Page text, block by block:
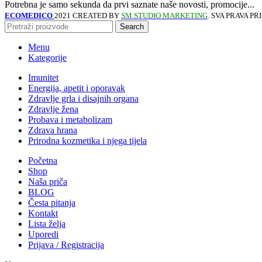
Potrebna je samo sekunda da prvi saznate naše novosti, promocije...
ECOMEDICO 2021 CREATED BY SM STUDIO MARKETING . SVA PRAVA
Search
Menu
Kategorije
Imunitet
Energija, apetit i oporavak
Zdravlje grla i disajnih organa
Zdravlje žena
Probava i metabolizam
Zdrava hrana
Prirodna kozmetika i njega tijela
Početna
Shop
Naša priča
BLOG
Česta pitanja
Kontakt
Lista želja
Uporedi
Prijava / Registracija